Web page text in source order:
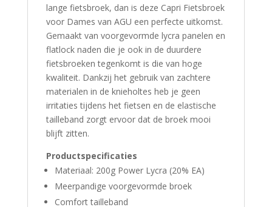
lange fietsbroek, dan is deze Capri Fietsbroek
voor Dames van AGU een perfecte uitkomst.
Gemaakt van voorgevormde lycra panelen en
flatlock naden die je ook in de duurdere
fietsbroeken tegenkomt is die van hoge
kwaliteit. Dankzij het gebruik van zachtere
materialen in de knieholtes heb je geen
irritaties tijdens het fietsen en de elastische
tailleband zorgt ervoor dat de broek mooi
blijft zitten.
Productspecificaties
Materiaal: 200g Power Lycra (20% EA)
Meerpandige voorgevormde broek
Comfort tailleband